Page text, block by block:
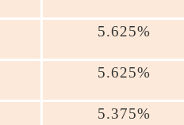
5.625%
5.625%
5.375%